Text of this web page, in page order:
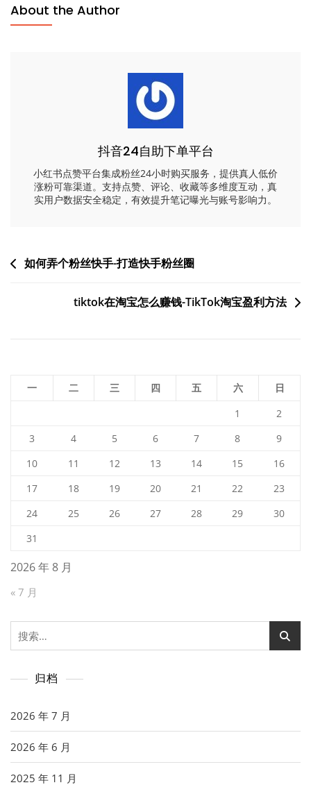
About the Author
抖音24自助下单平台
小红书点赞平台集成粉丝24小时购买服务，提供真人低价
涨粉可靠渠道。支持点赞、评论、收藏等多维度互动，真
实用户数据安全稳定，有效提升笔记曝光与账号影响力。
文如何弄个粉丝快手-打造快手粉丝圈
tiktok在淘宝怎么赚钱-TikTok淘宝盈利方法
2026 年 8 月
一 二 三 四 五 六
日
1
2
3
4 5 6 7 8
9
10
11 12 13 14 15
16
17
18 19 20 21 22
23
24
25 26 27 28 29
30
31
« 7 月
搜
索：
归档
2026 年 7 月
2026 年 6 月
2025 年 11 月